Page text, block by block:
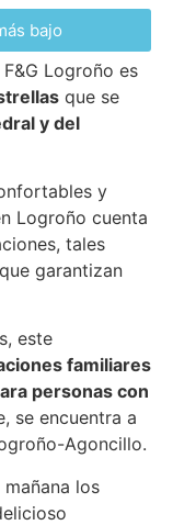
bajo
Logroño es
que se
y del
y
Logroño cuenta
tales
garantizan
este
familiares
personas con
se encuentra a
Agoncillo.
los